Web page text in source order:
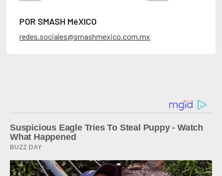
POR SMASH MéXICO
redes.sociales@smashmexico.com.mx